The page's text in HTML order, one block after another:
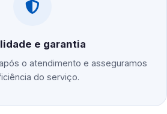
e garantia
o atendimento e asseguramos
do serviço.